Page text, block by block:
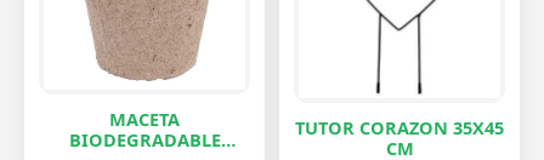
MACETA
BIODEGRADABLE
TUTOR CORAZON 35X45
CM